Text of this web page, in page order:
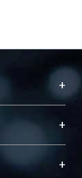
+
及向國際
書館整合
功能平
+
+